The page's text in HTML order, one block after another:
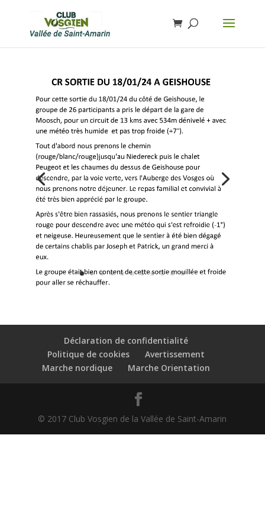
Déclaration de confidentialité
Politique de cookies
Avertissement
Marche nordique
Marche Orientation
© 2017 Club Vosgien de la Vallée de Saint-Amarin